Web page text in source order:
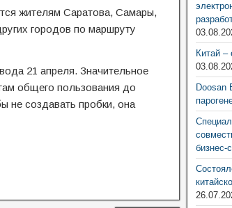
жителям Саратова, Самары,
городов по маршруту
21 апреля. Значительное
общего пользования до
не создавать пробки, она
Китай
Doosan
бизнес-